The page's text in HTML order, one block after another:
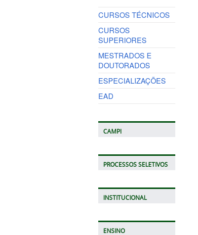
CURSOS TÉCNICOS
CURSOS
SUPERIORES
MESTRADOS E
DOUTORADOS
ESPECIALIZAÇÕES
EAD
CAMPI
PROCESSOS SELETIVOS
INSTITUCIONAL
ENSINO